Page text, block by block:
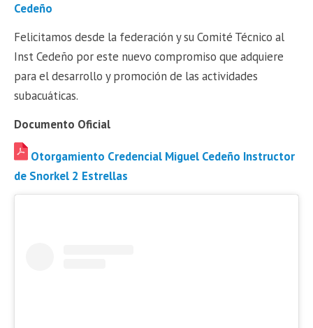
Cedeño
Felicitamos desde la federación y su Comité Técnico al
Inst Cedeño por este nuevo compromiso que adquiere
para el desarrollo y promoción de las actividades
subacuáticas.
Documento Oficial
Otorgamiento Credencial Miguel Cedeño Instructor
de Snorkel 2 Estrellas